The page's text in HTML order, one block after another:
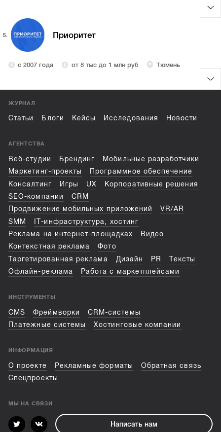
5. Приоритет
с 2007 года от 8 тыс до 1 млн руб Тюмень
ЖУРНАЛ
Статьи Блоги Кейсы Исследования Новости
АГЕНТСТВА
Веб-студии Брендинг
Мобильные разработчики
Маркетинг-проекты
Программное обеспечение
Консалтинг
Игры UX
Корпоративные решения
SEO-компании
CRM
Продвижение мобильных приложений
VR/AR
SMM
IT-инфраструктура, хостинг
Реклама на интернет-площадках
Видео
Контекстная реклама
Фото
Таргетированная реклама
Дизайн PR
Тексты
Офлайн-реклама
Работа с маркетплейсами
ИНСТРУМЕНТЫ
CMS Фреймворки
CRM-системы
Платежные системы
Хостинговые компании
ИНФОРМАЦИЯ
О проекте Рекламные форматы
Обратная связь
Спецпроекты
МЫ НА СВЯЗИ
Написать нам